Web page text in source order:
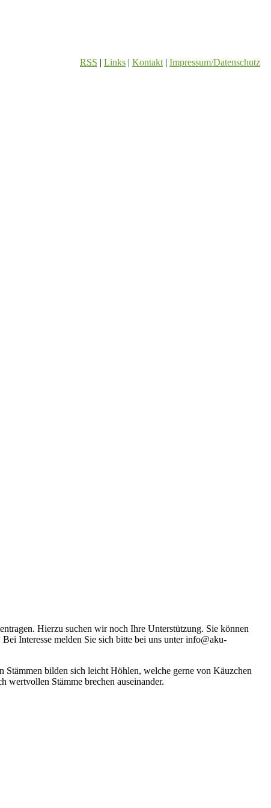
RSS | Links | Kontakt| Impressum/Datenschutz
Hierzu suchen wir noch Ihre Unterstützung. Sie können
Interesse melden Sie sich bitte bei uns unter info@aku-
bilden sich leicht Höhlen, welche gerne von Käuzchen
Stämme brechen auseinander.